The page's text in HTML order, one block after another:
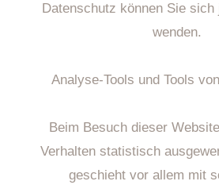
Datenschutz können Sie sich
wenden.
Analyse-Tools und Tools
Beim Besuch dieser
Verhalten statistisch
geschieht vor allem mit